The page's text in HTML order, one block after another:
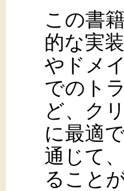
この書
的な実
やドメ
でのト
ど、ク
に最適
通じて
ること